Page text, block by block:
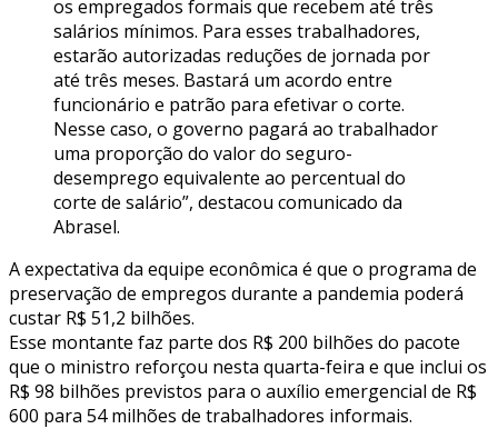
os empregados formais que recebem até três
salários mínimos. Para esses trabalhadores,
estarão autorizadas reduções de jornada por
até três meses. Bastará um acordo entre
funcionário e patrão para efetivar o corte.
Nesse caso, o governo pagará ao trabalhador
uma proporção do valor do seguro-
desemprego equivalente ao percentual do
corte de salário”, destacou comunicado da
Abrasel.
A expectativa da equipe econômica é que o programa de
preservação de empregos durante a pandemia poderá
custar R$ 51,2 bilhões.
Esse montante faz parte dos R$ 200 bilhões do pacote
que o ministro reforçou nesta quarta-feira e que inclui os
R$ 98 bilhões previstos para o auxílio emergencial de R$
600 para 54 milhões de trabalhadores informais.